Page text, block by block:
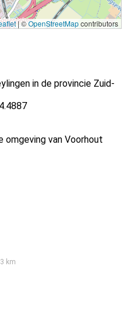
|©OpenStreetMapcontributors
in de provincie Zuid-
omgeving van Voorhout
km